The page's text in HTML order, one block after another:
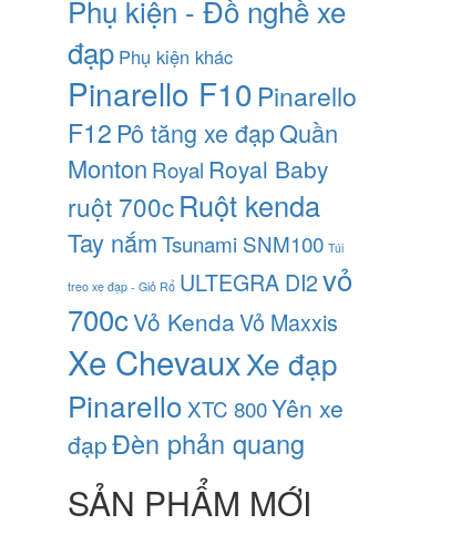
Phụ kiện - Đồ nghề xe
đạp Phụ kiện khác
Pinarello F10 Pinarello
F12 Pô tăng xe đạpQuần
Monton Royal Royal Baby
ruột 700c Ruột kenda
Tay nắmTsunami SNM100 Túi
treo xe đạp - Giỏ Rổ ULTEGRA DI2vỏ
700cVỏ KendaVỏ Maxxis
Xe ChevauxXe đạp
Pinarello XTC 800Yên xe
đạpĐèn phản quang
SẢN PHẨM MỚI